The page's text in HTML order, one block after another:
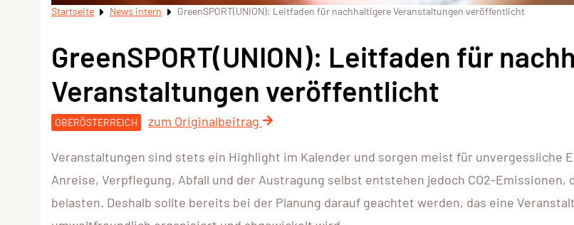
Startseite News intern GreenSPORT(UNION): Leitfaden für nachhaltigere Veranstaltungen veröffentlicht
GreenSPORT(UNION): Leitfaden für
Veranstaltungen veröffentlicht
OBERÖSTERREICH zum Originalbeitrag
Veranstaltungen sind stets ein Highlight im Kalender und sorgen meist für unvergessliche
Anreise, Verpflegung, Abfall und der Austragung selbst entstehen jedoch CO2-Emissionen,
belasten. Deshalb sollte bereits bei der Planung darauf geachtet werden, das eine